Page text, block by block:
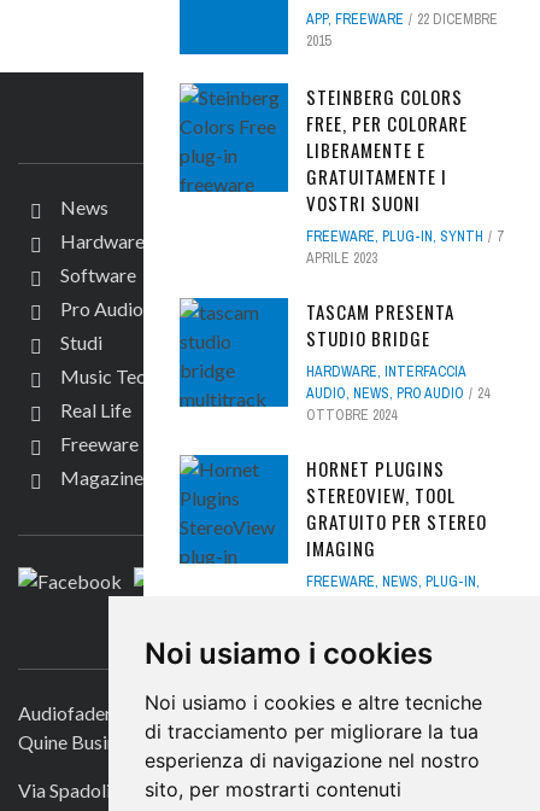
Noi usiamo i cookies
Noi usiamo i cookies e altre tecniche
di tracciamento per migliorare la tua
esperienza di navigazione nel nostro
sito, per mostrarti contenuti
APP, FREEWARE
22 DICEMBRE
2015
STEINBERG COLORS
FREE, PER COLORARE
LIBERAMENTE E
GRATUITAMENTE I
VOSTRI SUONI
FREEWARE, PLUG-IN, SYNTH
7
APRILE 2023
TASCAM PRESENTA
STUDIO BRIDGE
HARDWARE, INTERFACCIA
AUDIO, NEWS, PRO AUDIO
24
OTTOBRE 2024
HORNET PLUGINS
STEREOVIEW, TOOL
GRATUITO PER STEREO
IMAGING
FREEWARE, NEWS, PLUG-IN,
HENDRIK SCHWARZER,
EMOZIONANTE -
INTERVISTA
INTERVISTE ,MUSIC TECH ,
SOUND DESIGNE
IL SITO
News
Hardware
Software
Pro Audio
Studi
Music Tech
Real Life
Freeware
Magazine
SEGUICI
CONTATTACI
Audiofader.com
Quine Business Publisher
Via Spadolini 7